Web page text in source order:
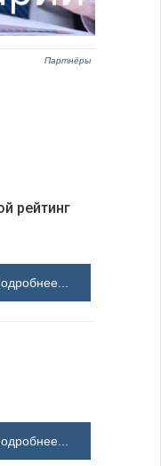
Партнёры
рейтинг